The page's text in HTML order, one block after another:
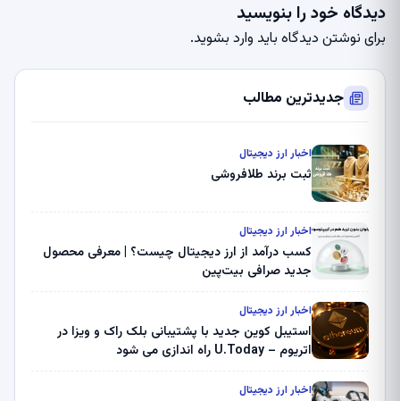
دیدگاه خود را بنویسید
برای نوشتن دیدگاه باید وارد بشوید.
جدیدترین مطالب
اخبار ارز دیجیتال
ثبت برند طلافروشی
اخبار ارز دیجیتال
کسب درآمد از ارز دیجیتال چیست؟ | معرفی محصول
جدید صرافی بیت‌پین
اخبار ارز دیجیتال
استیبل کوین جدید با پشتیبانی بلک راک و ویزا در
اتریوم – U.Today راه اندازی می شود
اخبار ارز دیجیتال